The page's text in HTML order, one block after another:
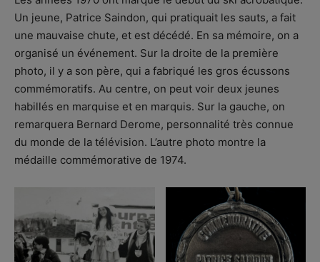
Un jeune, Patrice Saindon, qui pratiquait les sauts, a fait
une mauvaise chute, et est décédé. En sa mémoire, on a
organisé un événement. Sur la droite de la première
photo, il y a son père, qui a fabriqué les gros écussons
commémoratifs. Au centre, on peut voir deux jeunes
habillés en marquise et en marquis. Sur la gauche, on
remarquera Bernard Derome, personnalité très connue
du monde de la télévision. L’autre photo montre la
médaille commémorative de 1974.